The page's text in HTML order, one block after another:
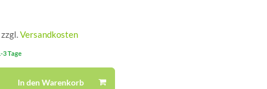
Versandkosten
Tage
In den Warenkorb